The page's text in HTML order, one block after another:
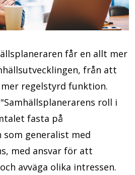
får en allt mer
från att
regelstyrd funktion.
roll i
fasta på
som generalist med
med ansvar för att
avväga olika intressen.